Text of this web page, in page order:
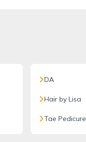
DA
Hair by Lisa
Tae Pedicure